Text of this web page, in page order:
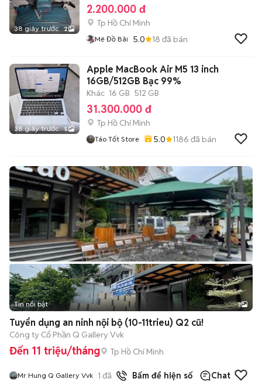
38 giây trước 2
2.200.000 đ
Tp Hồ Chí Minh
Mê Đồ Bãi 5.0 18 đã bán
38 giây trước 5
Apple MacBook Air M5 13 inch
16GB/512GB Bạc 99%
Khác 16 GB 512 GB
31.300.000 đ
Tp Hồ Chí Minh
Táo Tốt Store 5.0 1186 đã bán
Tin nổi bật 3
Tuyển dụng an ninh nội bộ (10-11trieu) Q2 cũ!
Công ty Cổ Phần Q Gallery Vvk
Đến 11 triệu/tháng Tp Hồ Chí Minh
Mr Hung Q Gallery Vvk 1 đã bán Bấm để hiện số Chat